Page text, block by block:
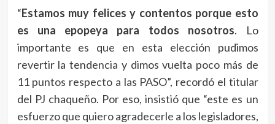
“Estamos muy felices y contentos porque esto
es una epopeya para todos nosotros. Lo
importante es que en esta elección pudimos
revertir la tendencia y dimos vuelta poco más de
11 puntos respecto a las PASO”, recordó el titular
del PJ chaqueño. Por eso, insistió que “este es un
esfuerzo que quiero agradecerle a los legisladores,